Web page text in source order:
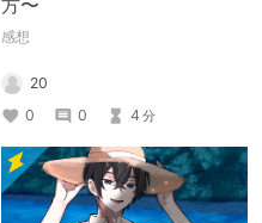
方〜
感想
20
0
0 4 分